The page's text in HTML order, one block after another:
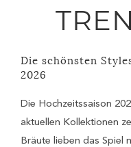
Die schönsten
2026
Die Hochzeitssaison
aktuellen Kollektionen
Bräute lieben das Spiel